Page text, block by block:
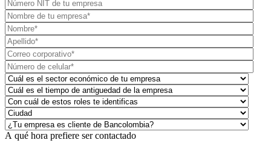
A qué hora prefiere ser contactado